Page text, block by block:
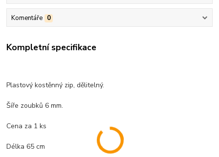
Komentáře 0
Kompletní specifikace
Plastový kostěnný zip, dělitelný.
Šíře zoubků 6 mm.
Cena za 1 ks
Délka 65 cm